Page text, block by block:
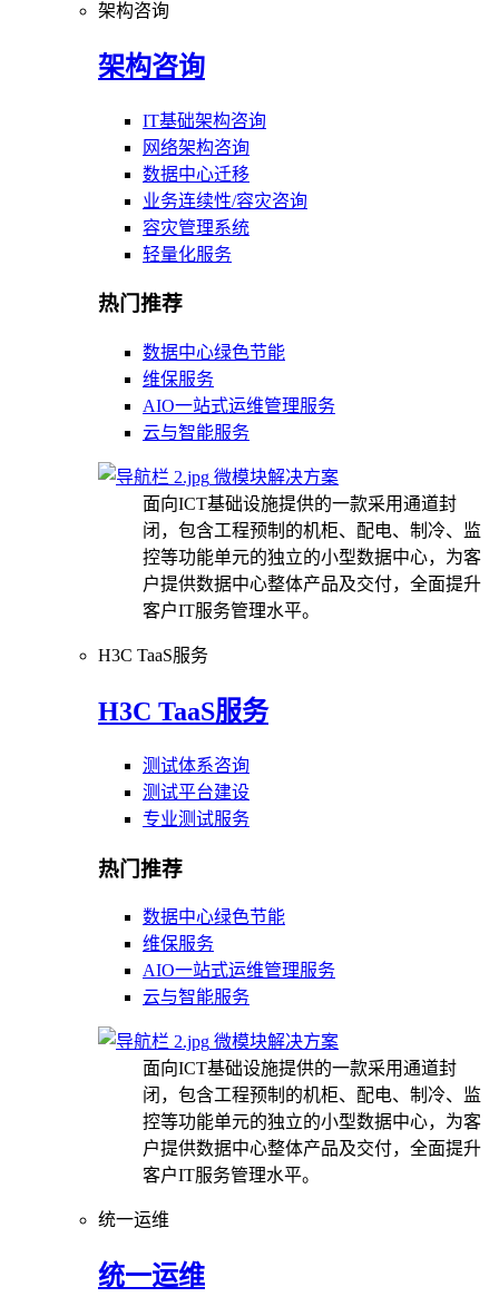
架构咨询
架构咨询
IT基础架构咨询
网络架构咨询
数据中心迁移
业务连续性/容灾咨询
容灾管理系统
轻量化服务
热门推荐
数据中心绿色节能
维保服务
AIO一站式运维管理服务
云与智能服务
微模块解决方案
面向ICT基础设施提供的一款采用通道封
闭，包含工程预制的机柜、配电、制冷、监
控等功能单元的独立的小型数据中心，为客
户提供数据中心整体产品及交付，全面提升
客户IT服务管理水平。
H3C TaaS服务
H3C TaaS服务
测试体系咨询
测试平台建设
专业测试服务
热门推荐
数据中心绿色节能
维保服务
AIO一站式运维管理服务
云与智能服务
微模块解决方案
面向ICT基础设施提供的一款采用通道封
闭，包含工程预制的机柜、配电、制冷、监
控等功能单元的独立的小型数据中心，为客
户提供数据中心整体产品及交付，全面提升
客户IT服务管理水平。
统一运维
统一运维